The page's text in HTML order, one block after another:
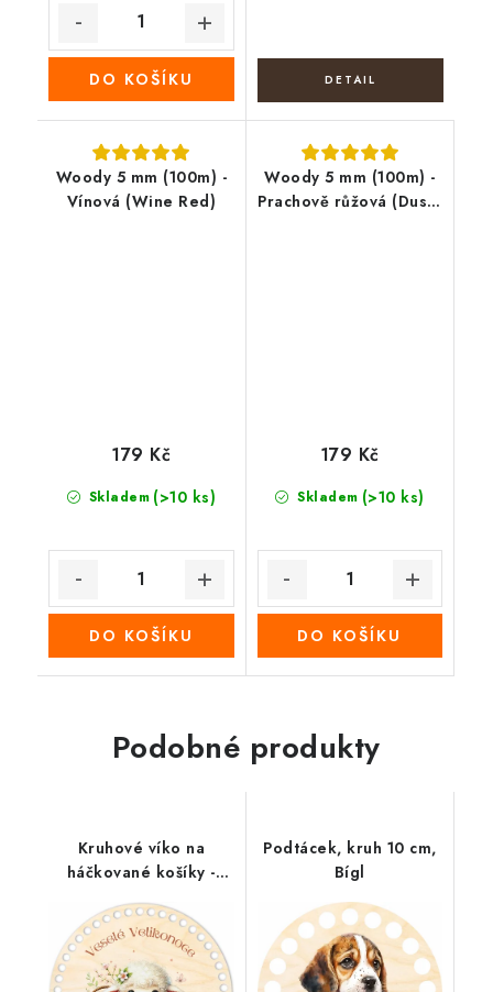
DO KOŠÍKU
Woody 5 mm (100m) -
Vínová (Wine Red)
Skladem (>10 ks)
179 Kč
DO KOŠÍKU
Woody 5 mm (100m) -
Prachově růžová (Dusty
Skladem (>10 ks)
179 Kč
DO KOŠÍKU
Podobné produkty
Kruhové víko na
háčkované košíky -
Podtácek, kruh 10 cm,
Bígl